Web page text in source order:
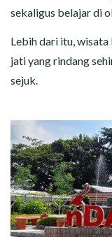
sekaligus belajar di
Lebih dari itu,
jati yang rindang
sejuk.